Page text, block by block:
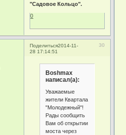
"Садовое Кольцо".
0
Поделиться 30
2014-11-
28 17:14:51
Boshmax
написал(а):
Уважаемые
жители Квартала
"Молодежный"!
Рады сообщить
Вам об открытии
моста через